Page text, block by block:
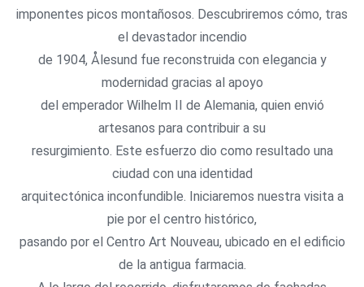
imponentes picos montañosos. Descubriremos cómo, tras
el devastador incendio
de 1904, Ålesund fue reconstruida con elegancia y
modernidad gracias al apoyo
del emperador Wilhelm II de Alemania, quien envió
artesanos para contribuir a su
resurgimiento. Este esfuerzo dio como resultado una
ciudad con una identidad
arquitectónica inconfundible. Iniciaremos nuestra visita a
pie por el centro histórico,
pasando por el Centro Art Nouveau, ubicado en el edificio
de la antigua farmacia.